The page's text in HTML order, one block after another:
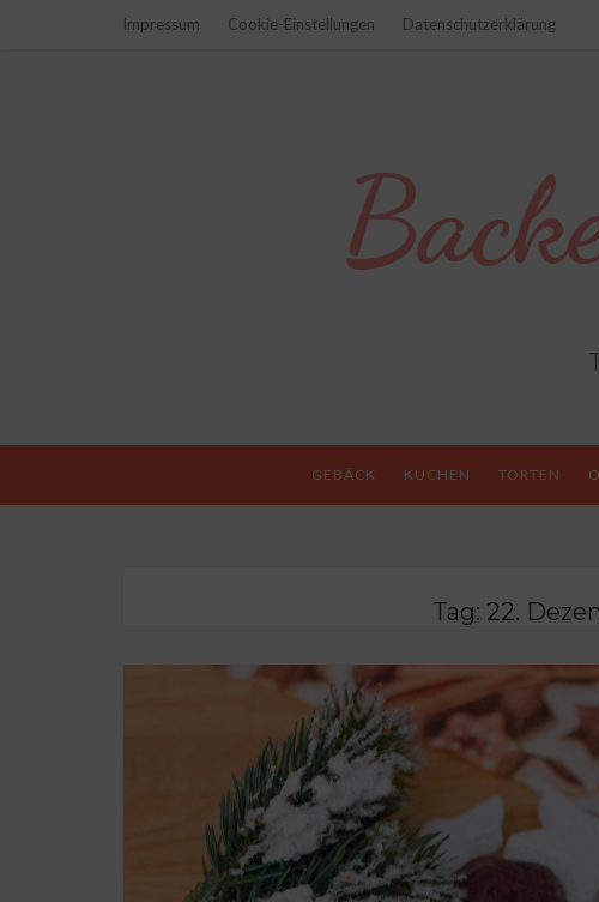
Impressum Cookie-Einstellungen Datenschutzerklärung
GEBÄCK KUCHEN TORTEN
Tag: 22.